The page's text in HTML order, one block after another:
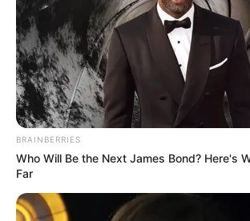
This Video Always Makes You
And Watch Again
BUZZ DAY
BRAINBERRIES
Who Will Be the Next James Bond? Here's
Far